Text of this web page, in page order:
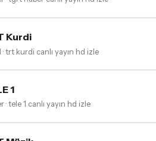
Kurdi
· trt kurdi canlı yayın hd izle
1
· tele 1 canlı yayın hd izle